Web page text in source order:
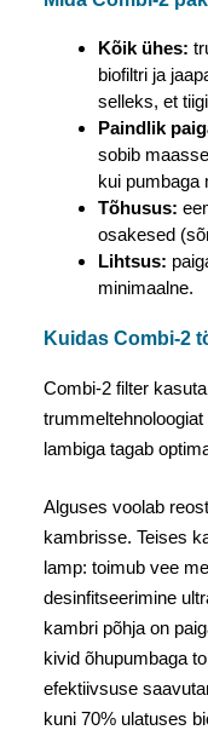
Kõik ühes:
biofiltri ja
selleks, et
Paindlik
sobib
kui pumbaga
Tõhusus:
osakesed
Lihtsus:
minimaalne.
Kuidas Combi-2
Combi-2 filter
lambiga tagab
Alguses voolab
kambrisse. Teises
lamp: toimub vee
desinfitseerimine
kambri põhja on
kivid õhupumbaga
efektiivsuse
kuni 70% ulatuses